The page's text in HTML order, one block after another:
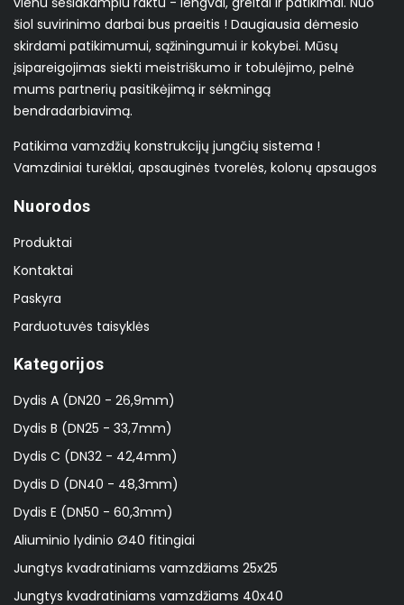
šiol suvirinimo darbai bus praeitis ! Daugiausia dėmesio
skirdami patikimumui, sąžiningumui ir kokybei. Mūsų
įsipareigojimas siekti meistriškumo ir tobulėjimo, pelnė
mums partnerių pasitikėjimą ir sėkmingą
bendradarbiavimą.
Patikima vamzdžių konstrukcijų jungčių sistema !
Vamzdiniai turėklai, apsauginės tvorelės, kolonų apsaugos
Nuorodos
Produktai
Kontaktai
Paskyra
Parduotuvės taisyklės
Kategorijos
Dydis A (DN20 - 26,9mm)
Dydis B (DN25 - 33,7mm)
Dydis C (DN32 - 42,4mm)
Dydis D (DN40 - 48,3mm)
Dydis E (DN50 - 60,3mm)
Aliuminio lydinio Ø40 fitingiai
Jungtys kvadratiniams vamzdžiams 25x25
Jungtys kvadratiniams vamzdžiams 40x40